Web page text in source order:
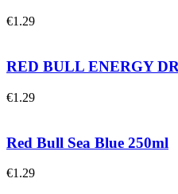
€1.29
RED BULL ENERGY
€1.29
Red Bull Sea Blue 250ml
€1.29